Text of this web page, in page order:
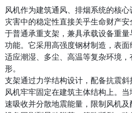
风机作为建筑通风、排烟系统的核
灾害中的稳定性直接关乎生命财产
于普通承重支架，兼具承载设备重
功能。它采用高强度钢材制造，表
适应潮湿、多尘、高温等复杂环境
形。
支架通过力学结构设计，配备抗震
风机牢牢固定在建筑主体结构上。
速吸收并分散地震能量，限制风机